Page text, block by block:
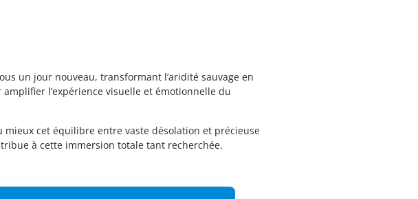
un jour nouveau, transformant l’aridité sauvage en
l’expérience visuelle et émotionnelle du
cet équilibre entre vaste désolation et précieuse
à cette immersion totale tant recherchée.